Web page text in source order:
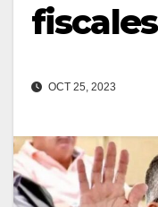
fiscales
OCT 25, 2023